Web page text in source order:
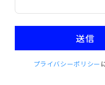
プライバシーポリシー